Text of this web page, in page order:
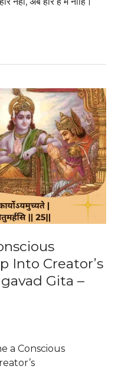
Into Creator’s
Gita –
a Conscious